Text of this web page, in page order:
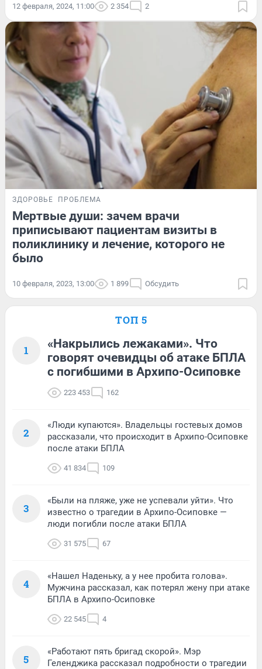
12 февраля, 2024, 11:00 2 354 2
ЗДОРОВЬЕ ПРОБЛЕМА
Мертвые души: зачем врачи
приписывают пациентам визиты в
поликлинику и лечение, которого не
было
10 февраля, 2023, 13:00 1 899 Обсудить
ТОП 5
1
«Накрылись лежаками». Что
говорят очевидцы об атаке БПЛА
с погибшими в Архипо-Осиповке
223 453 162
2
«Люди купаются». Владельцы гостевых домов
рассказали, что происходит в Архипо-Осиповке
после атаки БПЛА
41 834 109
3
«Были на пляже, уже не успевали уйти». Что
известно о трагедии в Архипо-Осиповке —
люди погибли после атаки БПЛА
31 575 67
4
«Нашел Наденьку, а у нее пробита голова».
Мужчина рассказал, как потерял жену при атаке
БПЛА в Архипо-Осиповке
22 545 4
5
«Работают пять бригад скорой». Мэр
Геленджика рассказал подробности о трагедии